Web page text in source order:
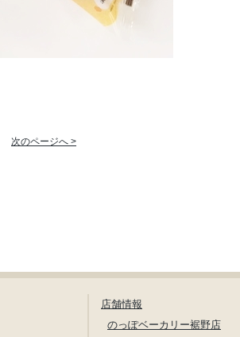
次のページへ >
店舗情報
のっぽベーカリー裾野店